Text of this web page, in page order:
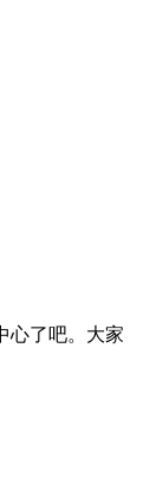
心了吧。大家